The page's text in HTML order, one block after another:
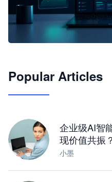
JimoClaw 桌面 AI
Popular Articles
企业级AI智
现价值共振？
小墨